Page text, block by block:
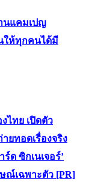
นแคมเปญ
นให้ทุกคนได้มี
ไทย เปิดตัว
ายทอดเรื่องจริง
ด ซิกเนเจอร์’
ณ์เฉพาะตัว [PR]